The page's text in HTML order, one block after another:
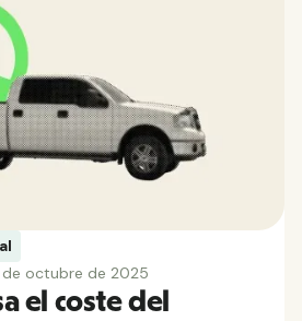
octubre de 2025
el coste del